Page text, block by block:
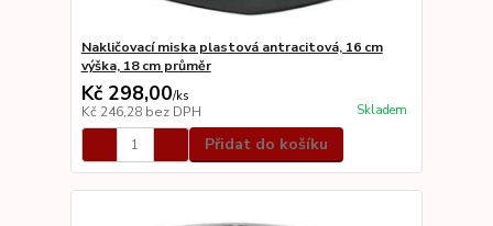
Nakličovací miska plastová antracitová, 16 cm
výška, 18 cm průměr
Kč 298,00/ks
Kč 246,28 bez DPH Skladem
Přidat do košíku